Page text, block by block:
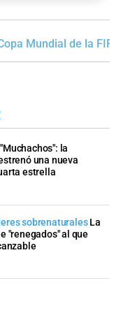
Mundial de la
la
una nueva
estrella
sobrenaturales La
"renegados" al que